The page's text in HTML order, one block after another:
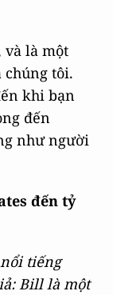
và là một
chúng tôi.
khi bạn
đến
như người
đến tỷ
tiếng
Bill là một